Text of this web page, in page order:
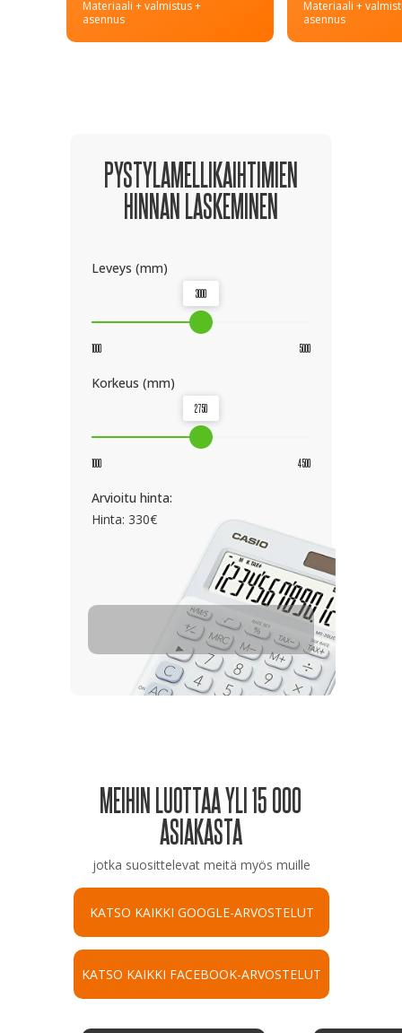
Materiaali + valmistus +
asennus
Materiaali +
asennus
PYSTYLAMELLIKAIHTIMIEN
HINNAN LASKEMINEN
Leveys (mm)
3000
1000 5000
Korkeus (mm)
2750
1000 4500
Arvioitu hinta:
Hinta: 330€
MEIHIN LUOTTAA YLI 15 000
ASIAKASTA
jotka suosittelevat meitä myös muille
KATSO KAIKKI FACEBOOK-ARVOSTELUT
KATSO KAIKKI GOOGLE-ARVOSTELUT